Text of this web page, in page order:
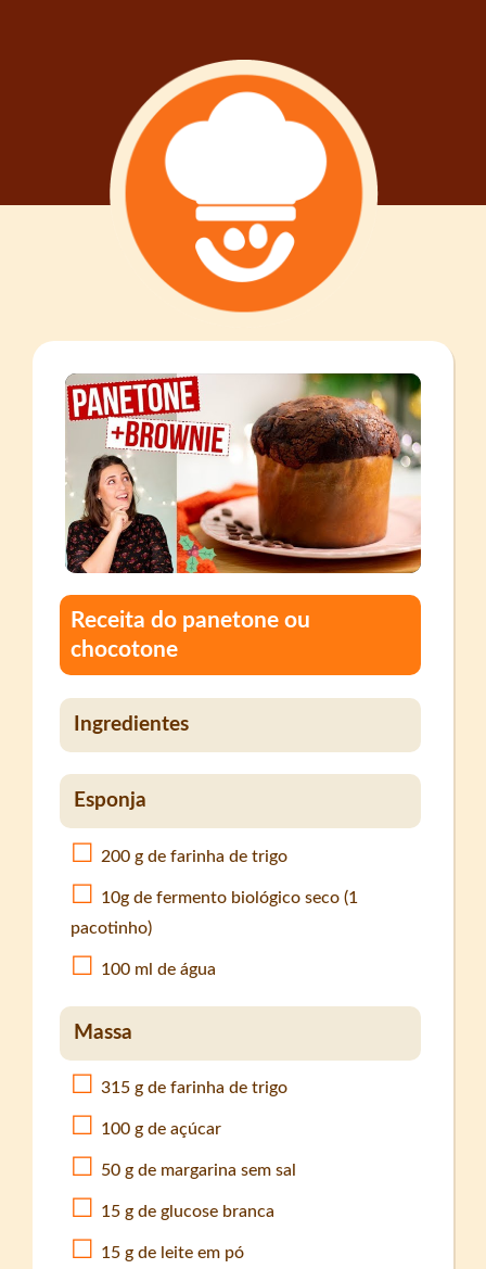
Receita do panetone ou
chocotone
Ingredientes
Esponja
200 g de farinha de trigo
10g de fermento biológico seco (1
pacotinho)
100 ml de água
Massa
315 g de farinha de trigo
100 g de açúcar
50 g de margarina sem sal
15 g de glucose branca
15 g de leite em pó